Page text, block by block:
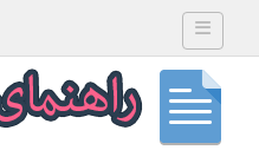
Toggle navigation